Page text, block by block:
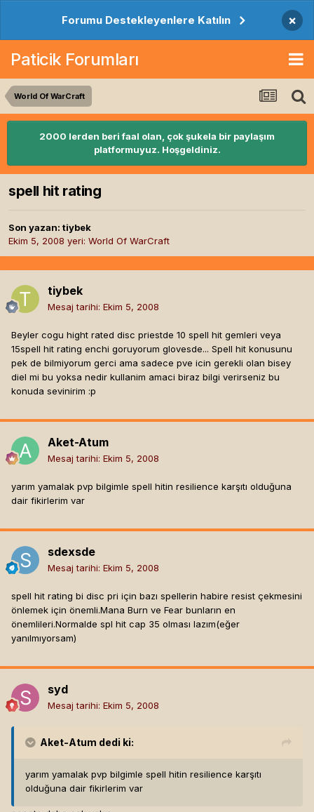
Forumu Destekleyenlere Katılın ×
Paticik Forumları
World Of WarCraft
2000 lerden beri faal olan, çok şukela bir paylaşım
platformuyuz. Hoşgeldiniz.
spell hit rating
Son yazan: tiybek
Ekim 5, 2008 yeri: World Of WarCraft
tiybek
Mesaj tarihi: Ekim 5, 2008
Beyler cogu hight rated disc priestde 10 spell hit gemleri veya
15spell hit rating enchi goruyorum glovesde... Spell hit konusunu
pek de bilmiyorum gerci ama sadece pve icin gerekli olan bisey
diel mi bu yoksa nedir kullanim amaci biraz bilgi verirseniz bu
konuda sevinirim :p
Aket-Atum
Mesaj tarihi: Ekim 5, 2008
yarım yamalak pvp bilgimle spell hitin resilience karşıtı olduğuna
dair fikirlerim var
sdexsde
Mesaj tarihi: Ekim 5, 2008
spell hit rating bi disc pri için bazı spellerin habire resist çekmesini
önlemek için önemli.Mana Burn ve Fear bunların en
önemlileri.Normalde spl hit cap 35 olması lazım(eğer
yanılmıyorsam)
syd
Mesaj tarihi: Ekim 5, 2008
Aket-Atum dedi ki:
yarım yamalak pvp bilgimle spell hitin resilience karşıtı
olduğuna dair fikirlerim var